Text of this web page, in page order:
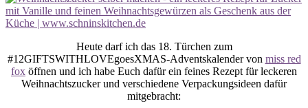
Heute darf ich das 18. Türchen zum
#12GIFTSWITHLOVEgoesXMAS-Adventskalender von miss red
fox öffnen und ich habe Euch dafür ein feines Rezept für leckeren
Weihnachtszucker und verschiedene Verpackungsideen dafür
mitgebracht: